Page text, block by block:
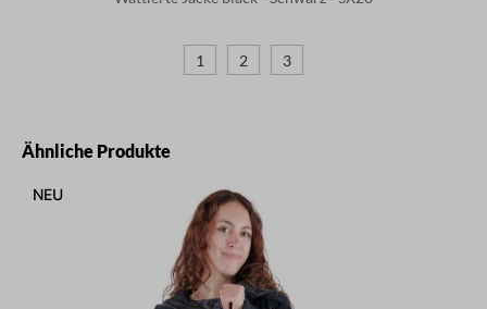
1 2 3
Produktgalerie überspringen
Ähnliche Produkte
NEU